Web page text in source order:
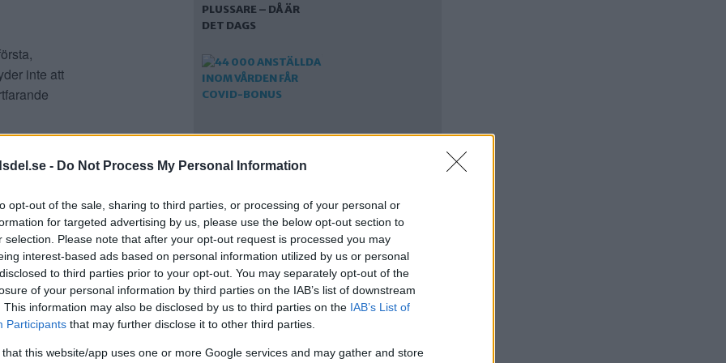
- Do Not Process My Personal Information
opt-out of the sale, sharing to third parties, or processing of your personal or
for targeted advertising by us, please use the below opt-out section to
selection. Please note that after your opt-out request is processed you may
interest-based ads based on personal information utilized by us or personal
to third parties prior to your opt-out. You may separately opt-out of the
of your personal information by third parties on the IAB’s list of downstream
This information may also be disclosed by us to third parties on the IAB’s List of
Participants that may further disclose it to other third parties.
that this website/app uses one or more Google services and may gather and store
inte att
19
för
som
mer
bra
ta
PLUSSARE – DÅ ÄR
DET DAGS
INOM VÅRDEN FÅR
COVID-BONUS